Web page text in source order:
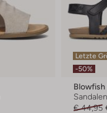
Letzte
-50%
Blowfish
Sandalen
€ 44,95